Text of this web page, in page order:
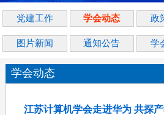
党建工作 学会动态 政
图片新闻 通知公告 学
学会动态
江苏计算机学会走进华为 共探